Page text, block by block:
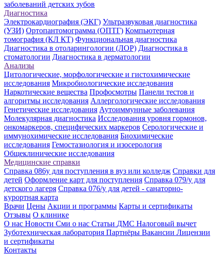
заболеваний детских зубов
Диагностика
Электрокардиография (ЭКГ) Ультразвуковая диагностика
(УЗИ) Ортопантомограмма (ОПТГ) Компьютерная
томография (КЛ КТ) Функциональная диагностика
Диагностика в отоларингологии (ЛОР) Диагностика в
стоматологии Диагностика в дерматологии
Анализы
Цитологические, морфологические и гистохимические
исследования Микробиологические исследования
Наркотические вещества Профосмотры Панели тестов и
алгоритмы исследования Аллергологические исследования
Генетические исследования Аутоиммунные заболевания
Молекулярная диагностика Исследования уровня гормонов,
онкомаркеров, специфических маркеров Серологические и
иммунохимические исследования Биохимические
исследования Гемостазиология и изосерология
Общеклинические исследования
Медицинские справки
Справка 086у для поступления в вуз или колледж Справки для
детей Оформление карт для поступления Справка 079/у для
детского лагеря Справка 076/у для детей - санаторно-
курортная карта
Врачи Цены Акции и программы Карты и сертификаты
Отзывы О клинике
О нас Новости Сми о нас Статьи ДМС Налоговый вычет
Зуботехническая лаборатория Партнёры Вакансии Лицензии
и сертификаты
Контакты